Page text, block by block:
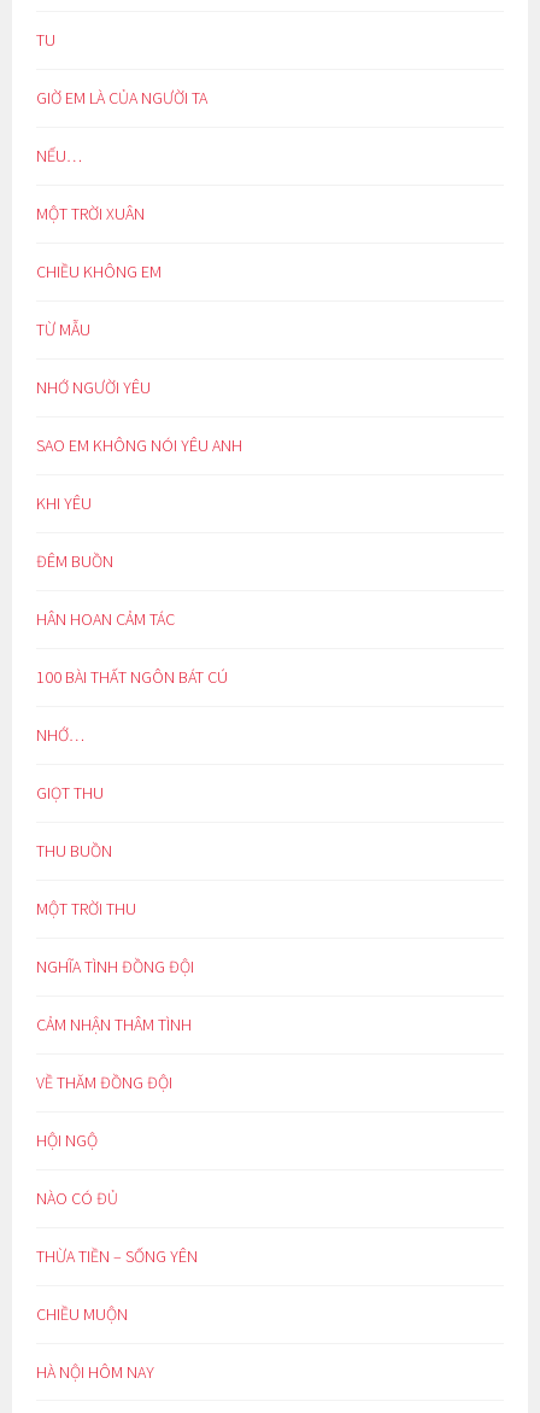
TU
GIỜ EM LÀ CỦA NGƯỜI TA
NẾU…
MỘT TRỜI XUÂN
CHIỀU KHÔNG EM
TỪ MẪU
NHỚ NGƯỜI YÊU
SAO EM KHÔNG NÓI YÊU ANH
KHI YÊU
ĐÊM BUỒN
HÂN HOAN CẢM TÁC
100 BÀI THẤT NGÔN BÁT CÚ
NHỚ…
GIỌT THU
THU BUỒN
MỘT TRỜI THU
NGHĨA TÌNH ĐỒNG ĐỘI
CẢM NHẬN THÂM TÌNH
VỀ THĂM ĐỒNG ĐỘI
HỘI NGỘ
NÀO CÓ ĐỦ
THỪA TIỀN – SỐNG YÊN
CHIỀU MUỘN
HÀ NỘI HÔM NAY